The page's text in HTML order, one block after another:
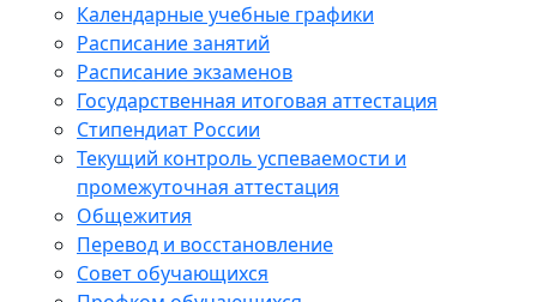
Календарные учебные графики
Расписание занятий
Расписание экзаменов
Государственная итоговая аттестация
Стипендиат России
Текущий контроль успеваемости и
промежуточная аттестация
Общежития
Перевод и восстановление
Совет обучающихся